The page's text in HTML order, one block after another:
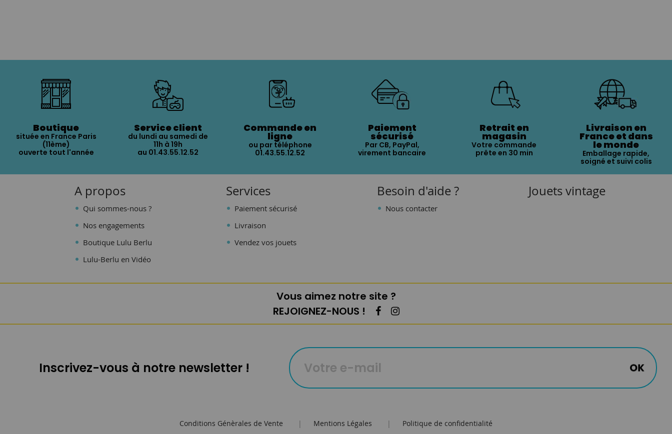
Boutique
située en France Paris
(11ème)
ouverte tout l'année
Service client
du lundi au samedi de
11h à 19h
au 01.43.55.12.52
Commande en
ligne
ou par téléphone
01.43.55.12.52
Paiement
sécurisé
Par CB, PayPal,
virement bancaire
Retrait en
magasin
Votre commande
prête en 30 min
Livraison en
France et dans
le monde
Emballage rapide,
soigné et suivi colis
A propos
Qui sommes-nous ?
Nos engagements
Boutique Lulu Berlu
Lulu-Berlu en Vidéo
Services
Paiement sécurisé
Livraison
Vendez vos jouets
Besoin d'aide ?
Nous contacter
Jouets vintage
Vous aimez notre site ?
REJOIGNEZ-NOUS !
Inscrivez-vous à notre newsletter !
Conditions Génèrales de Vente | Mentions Légales | Politique de confidentialité